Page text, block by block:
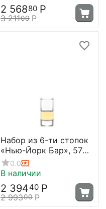
2 56880 Р
3 21100 Р
Набор из 6-ти стопок
«Нью-Йорк Бар», 57
мл, D 39 мм, H 81 мм,
прозрачная,
хрустальное стекло,
Stolzle
0.0
В наличии
2 39440 Р
2 99300 Р